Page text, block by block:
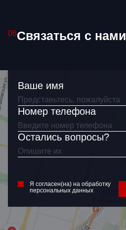
06Связаться с нами
Ваше имя
Номер телефона
Остались вопросы?
Я согласен(на) на обработку
персональных данных
Я согласен(на) на обработку
персональных данных